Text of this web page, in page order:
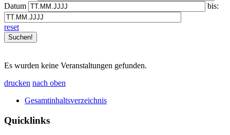
Datum
bis:
reset
Es wurden keine Veranstaltungen gefunden.
drucken nach oben
Gesamtinhaltsverzeichnis
Quicklinks